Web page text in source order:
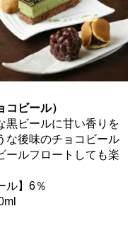
ビール）
黒ビールに甘い香りを
な後味のチョコビール
ールフロートしても楽
ル】6％